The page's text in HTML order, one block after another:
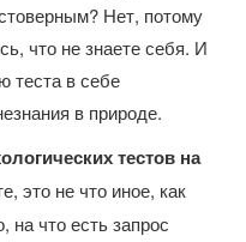
Нет, потому
что не знаете себя. И
теста в себе
в природе.
тестов на
это не что иное, как
на что есть запрос